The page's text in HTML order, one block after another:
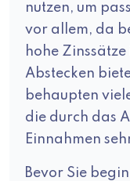
nutzen, um
vor allem, da
hohe
Abstecken
behaupten
die durch das
Einnahmen
Bevor Sie